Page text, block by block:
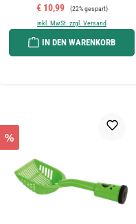
Verkaufspreis:
€ 10,99 Regulärer Preis:
(22% gespart)
inkl. MwSt. zzgl. Versand
IN DEN WARENKORB
%